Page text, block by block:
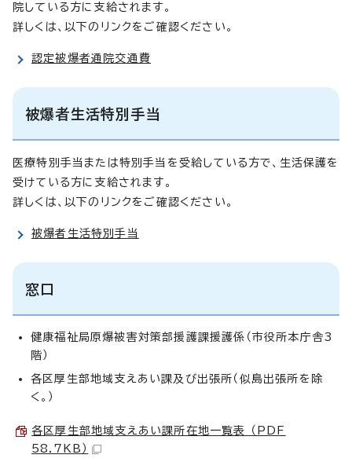
院している方に支給されます。
詳しくは、以下のリンクをご確認ください。
認定被爆者通院交通費
被爆者生活特別手当
医療特別手当または特別手当を受給している方で、生活保護を
受けている方に支給されます。
詳しくは、以下のリンクをご確認ください。
被爆者生活特別手当
窓口
健康福祉局原爆被害対策部援護課援護係（市役所本庁舎3
階）
各区厚生部地域支えあい課及び出張所（似島出張所を除
く。）
各区厚生部地域支えあい課所在地一覧表 （PDF
58.7KB）